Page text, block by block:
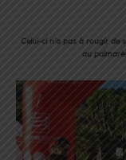
Celui-ci n’a pas à rougir de
au